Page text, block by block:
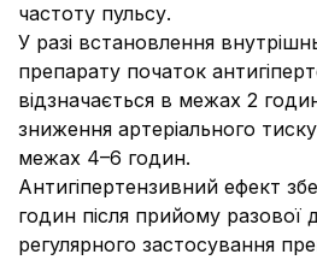
частоту пульсу.
У разі встановлення
препарату початок
відзначається в межах 2
зниження артеріального
межах 4–6 годин.
Антигіпертензивний ефект
годин після прийому разової
регулярного застосування